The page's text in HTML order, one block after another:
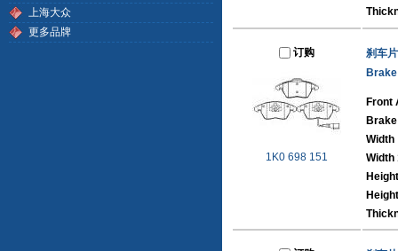
订购
1K0 698 151
刹车片
Front
Width
Width
Height
上海大众
更多品牌